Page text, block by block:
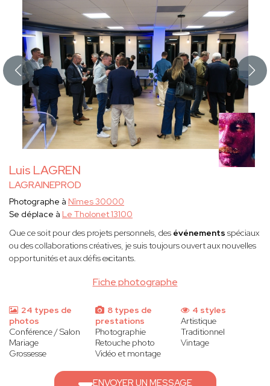
Luis LAGREN
LAGRAINEPROD
Fiche photographe
Photographe à Nîmes 30000
Se déplace à Le Tholonet 13100
Que ce soit pour des projets personnels, des événements spéciaux
ou des collaborations créatives, je suis toujours ouvert aux nouvelles
opportunités et aux défis excitants.
24 types de
photos
Conférence / Salon
Mariage
Grossesse
8 types de
prestations
Photographie
Retouche photo
Vidéo et montage
4 styles
Artistique
Traditionnel
Vintage
ENVOYER UN MESSAGE